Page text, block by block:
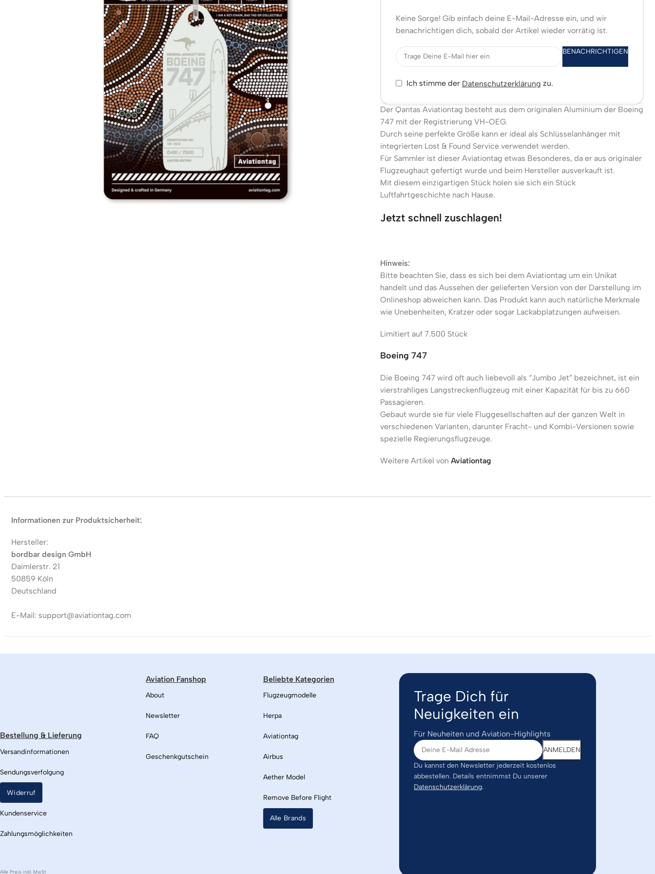
Keine Sorge! Gib einfach deine E-Mail-Adresse ein, und wir
benachrichtigen dich, sobald der Artikel wieder vorrätig ist.
BENACHRICHTIGEN
Ich stimme der Datenschutzerklärung zu.
Der Qantas Aviationtag besteht aus dem originalen Aluminium der Boeing
747 mit der Registrierung VH-OEG.
Durch seine perfekte Größe kann er ideal als Schlüsselanhänger mit
integrierten Lost & Found Service verwendet werden.
Für Sammler ist dieser Aviationtag etwas Besonderes, da er aus originaler
Flugzeughaut gefertigt wurde und beim Hersteller ausverkauft ist.
Mit diesem einzigartigen Stück holen sie sich ein Stück
Luftfahrtgeschichte nach Hause.
Jetzt schnell zuschlagen!
Hinweis:
Bitte beachten Sie, dass es sich bei dem Aviationtag um ein Unikat
handelt und das Aussehen der gelieferten Version von der Darstellung im
Onlineshop abweichen kann. Das Produkt kann auch natürliche Merkmale
wie Unebenheiten, Kratzer oder sogar Lackabplatzungen aufweisen.
Limitiert auf 7.500 Stück
Boeing 747
Die Boeing 747 wird oft auch liebevoll als “Jumbo Jet” bezeichnet, ist ein
vierstrahliges Langstreckenflugzeug mit einer Kapazität für bis zu 660
Passagieren.
Gebaut wurde sie für viele Fluggesellschaften auf der ganzen Welt in
verschiedenen Varianten, darunter Fracht- und Kombi-Versionen sowie
spezielle Regierungsflugzeuge.
Weitere Artikel von Aviationtag
Informationen zur Produktsicherheit:
Hersteller:
bordbar design GmbH
Daimlerstr. 21
50859 Köln
Deutschland
E-Mail: support@aviationtag.com
Bestellung & Lieferung
Versandinformationen
Sendungsverfolgung
Widerruf
Kundenservice
Zahlungsmöglichkeiten
Alle Preis inkl. MwSt
Aviation Fanshop
About
Newsletter
FAQ
Geschenkgutschein
Beliebte Kategorien
Flugzeugmodelle
Herpa
Aviationtag
Airbus
Aether Model
Remove Before Flight
Alle Brands
Trage Dich für
Neuigkeiten ein
Für Neuheiten und Aviation-Highlights
Du kannst den Newsletter jederzeit kostenlos
abbestellen. Details entnimmst Du unserer
Datenschutzerklärung.